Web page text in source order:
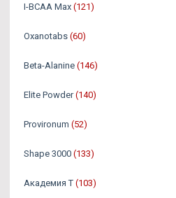
I-BCAA Max (121)
Oxanotabs (60)
Beta-Alanine (146)
Elite Powder (140)
Provironum (52)
Shape 3000 (133)
Академия Т (103)